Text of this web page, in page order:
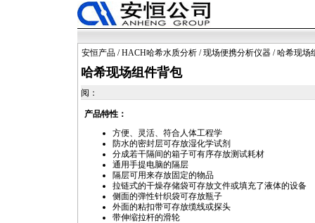
安恒产品 /HACH哈希水质分析 /现场便携分析仪器 / 哈希现场
哈希现场组件背包
阅：
产品特性：
方便、灵活、符合人体工程学
防水的密封层可存放湿化学试剂
分成若干隔间的箱子可有序存放测试耗材
通用手提电脑的隔层
隔层可用来存放固定的物品
拉链式的干燥存储袋可存放文件或填充了液体的设备
侧面的弹性针织袋可存放瓶子
外面的粘扣带可存放缆线或探头
带伸缩拉杆的滑轮